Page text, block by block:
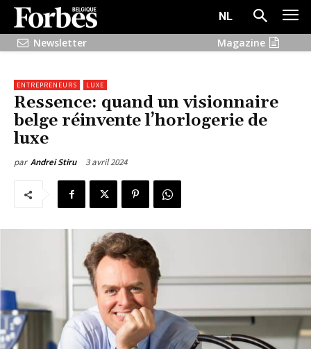
NL
Newsletter
Magazine
ENTREPRENEURS LUXE
Ressence: quand un visionnaire
belge réinvente l’horlogerie de
luxe
par Andrei Stiru 3 avril 2024